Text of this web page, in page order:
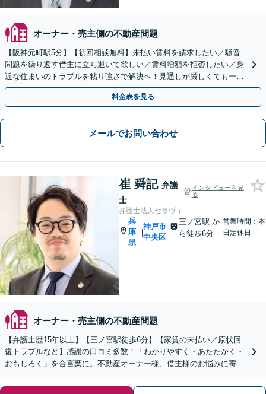
オーナー・売主側の不動産問題
【阪神元町駅5分】【初回相談無料】未払い賃料を請求したい／騒音
問題を繰り返す借主に立ち退いて欲しい／賃料増額を拒否したい／身
近な住まいのトラブルを粘り強さで解決へ！見通しが厳しくても一度
ご相談ください。経験豊富な弁護士が親身に対応します。
料金表を見る
メールでお問い合わせ
崔 舜記 弁護
士
インタビューを見
る
弁護士法人セラヴィ
兵
庫
県
|
神戸市
中央区
三ノ宮駅か
ら徒歩6分
営業時間：本
日定休日
オーナー・売主側の不動産問題
【弁護士歴15年以上】【三ノ宮駅徒歩6分】【家賃の未払い／原状回
復トラブルなど】感謝の口コミ多数！「わかりやすく・あたたかく・
おもしろく」を合言葉に。不動産オーナー様、借主様のお悩みに寄り